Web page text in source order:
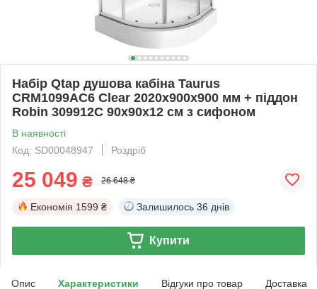
Набір Qtap душова кабіна Taurus
CRM1099AC6 Clear 2020x900x900 мм + піддон
Robin 309912C 90x90x12 см з сифоном
В наявності
Код: SD00048947
Роздріб
25 049 ₴ 26 648 ₴
Економія 1599 ₴ Залишилось 36 днів
Купити
Опис Характеристики Відгуки про товар Доставка